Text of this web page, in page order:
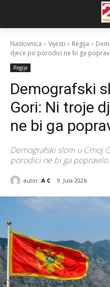
Naslovnica Vijesti Regija
djece po porodici ne bi ga
Regija
Demografski
Gori: Ni troje
ne bi ga
Demografski slom u Crnoj
porodici ne bi ga
autor: A C 9. Jula 2026.